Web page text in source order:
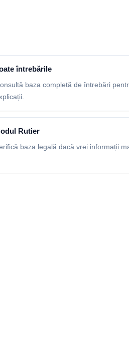
întrebările
baza completă de întrebări
Rutier
baza legală dacă vrei informații